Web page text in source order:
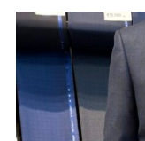
の
の